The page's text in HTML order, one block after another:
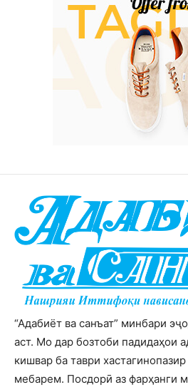
“Адабиёт ва санъат” минбари
аст. Мо дар бозтоби падидаҳои
кишвар ба таври
мебарем. Посдорӣ аз фарҳанги